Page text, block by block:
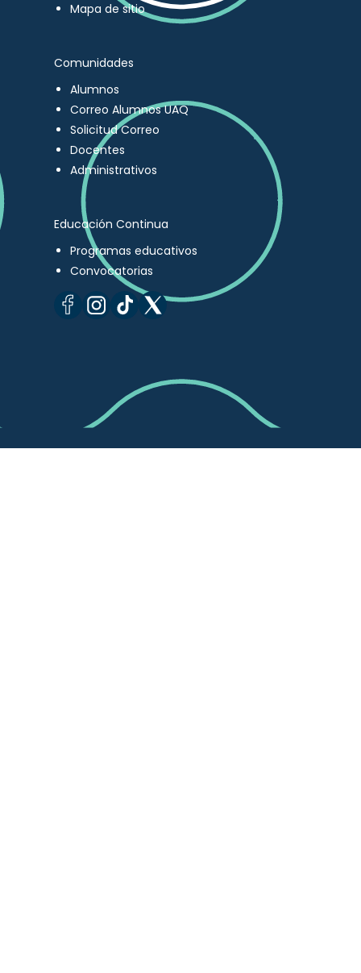
Mapa de sitio
Comunidades
Alumnos
Correo Alumnos UAQ
Solicitud Correo
Docentes
Administrativos
Educación Continua
Programas educativos
Convocatorias